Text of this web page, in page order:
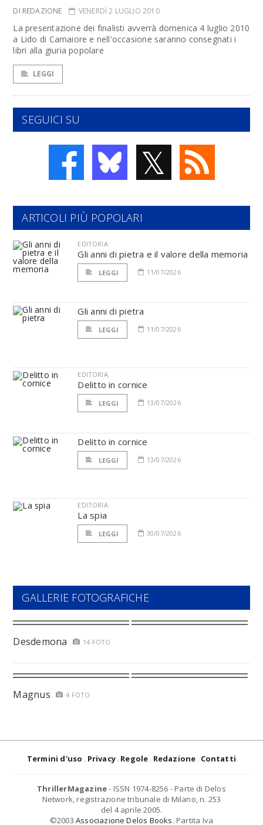
DI REDAZIONE VENERDÌ 2 LUGLIO 2010
La presentazione dei finalisti avverrà domenica 4 luglio 2010
a Lido di Camaiore e nell'occasione saranno consegnati i
libri alla giuria popolare
LEGGI
SEGUICI SU
𝕏
ARTICOLI PIÙ POPOLARI
EDITORIA
Gli anni di pietra e il valore della memoria
LEGGI 11/07/2026
Gli anni di pietra
LEGGI 11/07/2026
EDITORIA
Delitto in cornice
LEGGI 13/07/2026
Delitto in cornice
LEGGI 13/07/2026
EDITORIA
La spia
LEGGI 30/07/2026
GALLERIE FOTOGRAFICHE
Desdemona 14 FOTO
Magnus 4 FOTO
Termini d'uso Privacy Regole Redazione Contatti
ThrillerMagazine- ISSN 1974-8256 - Parte di Delos
Network, registrazione tribunale di Milano, n. 253
del 4 aprile 2005.
©2003 Associazione Delos Books. Partita Iva